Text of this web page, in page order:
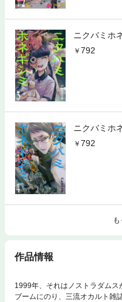
ニクバミホ
792
ニクバミホ
792
作品情報
1999年、それはノストラダムス
ブームにのり、三流オカルト雑